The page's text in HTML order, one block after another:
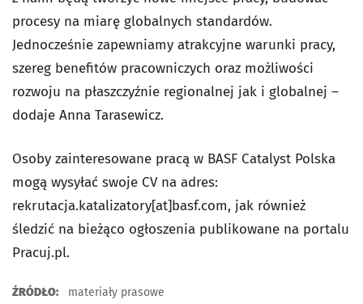
procesy na miarę globalnych standardów.
Jednocześnie zapewniamy atrakcyjne warunki pracy,
szereg benefitów pracowniczych oraz możliwości
rozwoju na płaszczyźnie regionalnej jak i globalnej –
dodaje Anna Tarasewicz.
Osoby zainteresowane pracą w BASF Catalyst Polska
mogą wysyłać swoje CV na adres:
rekrutacja.katalizatory[at]basf.com, jak również
śledzić na bieżąco ogłoszenia publikowane na portalu
Pracuj.pl.
ŹRÓDŁO: materiały prasowe